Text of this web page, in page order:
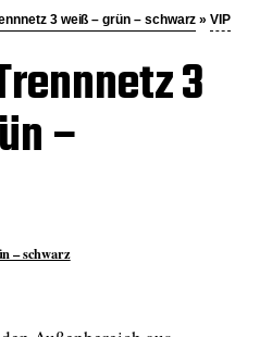
3 weiß – grün – schwarz »VIP
3
–
– schwarz